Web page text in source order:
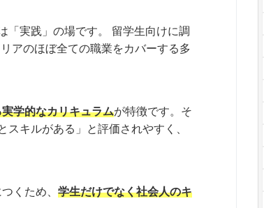
「実践」の場です。 留学生向けに調
アのほぼ全ての職業をカバーする多
学的なカリキュラムが特徴です。そ
キルがある」と評価されやすく、
くため、 学生だけでなく社会人のキ